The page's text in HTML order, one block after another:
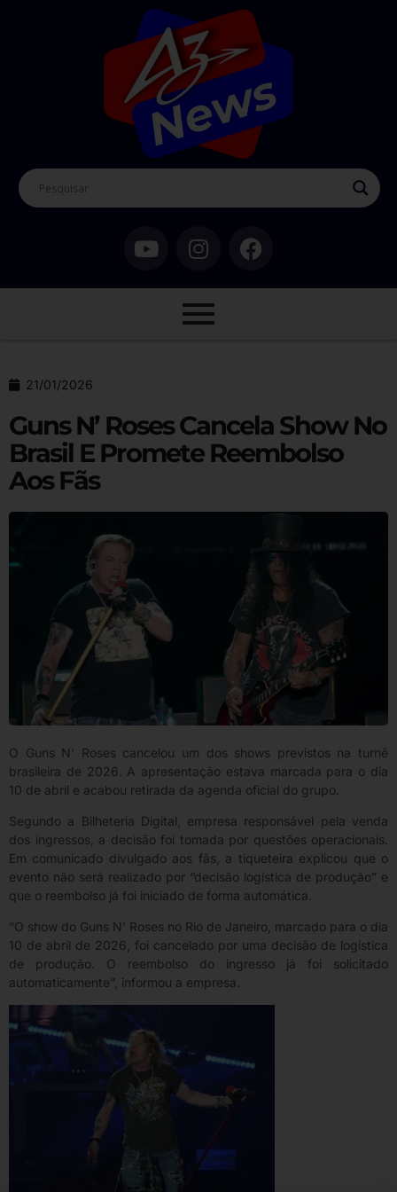
21/01/2026
Guns N’ Roses Cancela Show No
Brasil E Promete Reembolso
Aos Fãs
O Guns N’ Roses cancelou um dos shows previstos na turnê
brasileira de 2026. A apresentação estava marcada para o dia
10 de abril e acabou retirada da agenda oficial do grupo.
Segundo a Bilheteria Digital, empresa responsável pela venda
dos ingressos, a decisão foi tomada por questões operacionais.
Em comunicado divulgado aos fãs, a tiqueteira explicou que o
evento não será realizado por “decisão logística de produção” e
que o reembolso já foi iniciado de forma automática.
“O show do Guns N’ Roses no Rio de Janeiro, marcado para o dia
10 de abril de 2026, foi cancelado por uma decisão de logística
de produção. O reembolso do ingresso já foi solicitado
automaticamente”, informou a empresa.